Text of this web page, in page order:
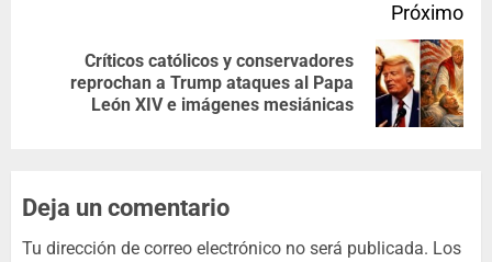
Próximo
Críticos católicos y conservadores
reprochan a Trump ataques al Papa
León XIV e imágenes mesiánicas
Deja un comentario
Tu dirección de correo electrónico no será publicada. Los